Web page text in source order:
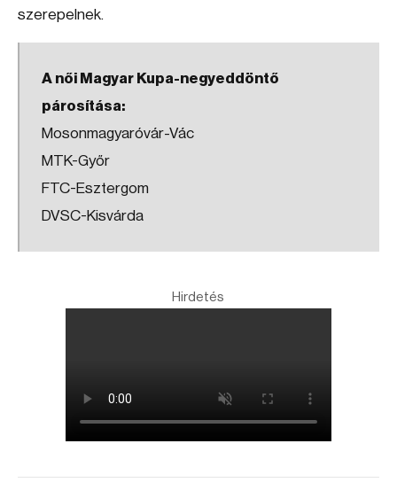
szerepelnek.
A női Magyar Kupa-negyeddöntő
párosítása:
Mosonmagyaróvár-Vác
MTK-Győr
FTC-Esztergom
DVSC-Kisvárda
Hirdetés